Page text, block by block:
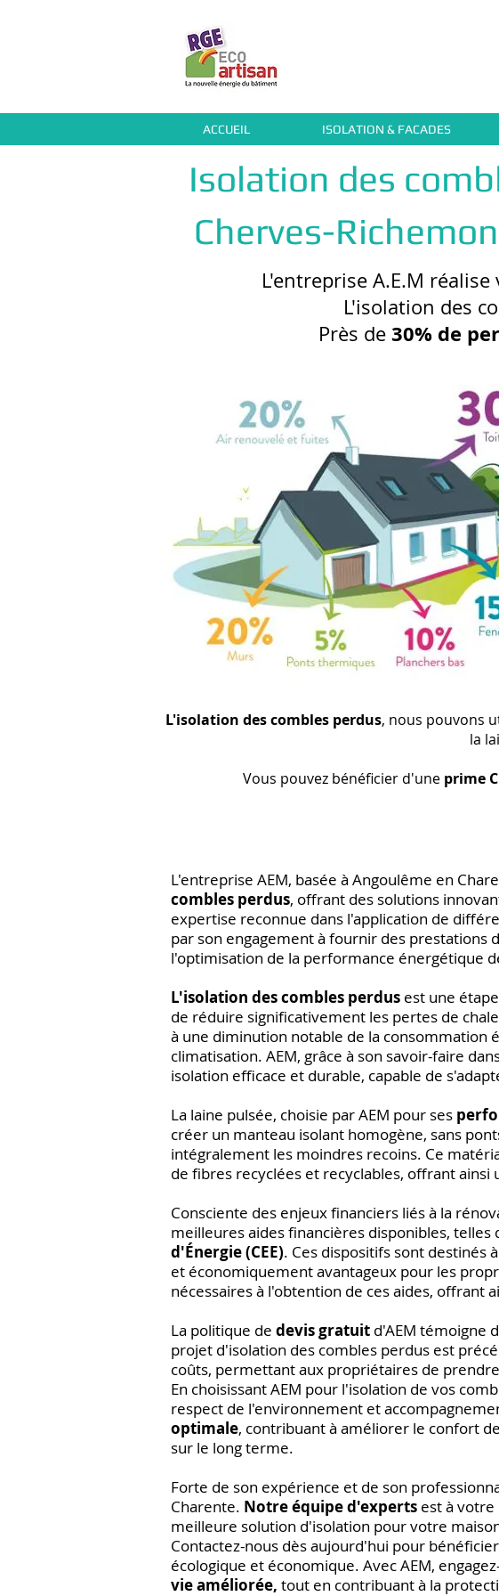
ACCUEIL ISOLATION & FACADES
Isolation des
Cherves-
L'entreprise A.E.M
L'isolation des
Près de 30% de
L'isolation des combles perdus, nous pouvons
la
Vous pouvez bénéficier d'une prime
L'entreprise AEM, basée à Angoulême en
combles perdus, offrant des solutions
expertise reconnue dans l'application de
par son engagement à fournir des
l'optimisation de la performance énergétique
L'isolation des combles perdus est une
de réduire significativement les pertes de
à une diminution notable de la consommation
climatisation. AEM, grâce à son savoir-faire
isolation efficace et durable, capable de
La laine pulsée, choisie par AEM pour ses
créer un manteau isolant homogène, sans
intégralement les moindres recoins. Ce
de fibres recyclées et recyclables, offrant
Consciente des enjeux financiers liés à la
meilleures aides financières disponibles, telles
d'Énergie (CEE). Ces dispositifs sont destinés
et économiquement avantageux pour les
nécessaires à l'obtention de ces aides, offrant
La politique de devis gratuit d'AEM témoigne
projet d'isolation des combles perdus est
coûts, permettant aux propriétaires de
En choisissant AEM pour l'isolation de vos
respect de l'environnement et
optimale, contribuant à améliorer le confort
sur le long terme.
Forte de son expérience et de son
Charente. Notre équipe d'experts est à
meilleure solution d'isolation pour votre
Contactez-nous dès aujourd'hui pour
écologique et économique. Avec AEM,
vie améliorée, tout en contribuant à la